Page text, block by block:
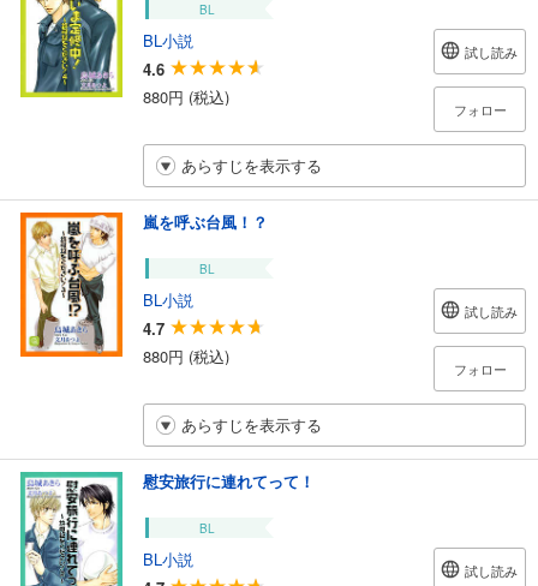
BL
BL小説
4.6
880円 (税込)
試し読み
フォロー
あらすじを表示する
嵐を呼ぶ台風！？
BL
BL小説
4.7
880円 (税込)
試し読み
フォロー
あらすじを表示する
慰安旅行に連れてって！
BL
BL小説
試し読み